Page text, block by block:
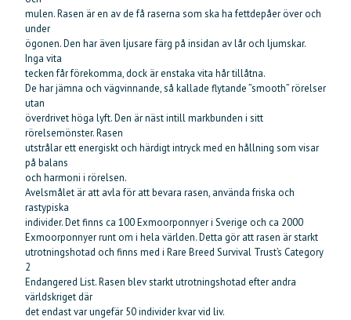
mulen. Rasen är en av de få raserna som ska ha fettdepåer över och
under
ögonen. Den har även ljusare färg på insidan av lår och ljumskar.
Inga vita
tecken får förekomma, dock är enstaka vita hår tillåtna.
De har jämna och vägvinnande, så kallade flytande ”smooth” rörelser
utan
överdrivet höga lyft. Den är näst intill markbunden i sitt
rörelsemönster. Rasen
utstrålar ett energiskt och härdigt intryck med en hållning som visar
på balans
och harmoni i rörelsen.
Avelsmålet är att avla för att bevara rasen, använda friska och
rastypiska
individer. Det finns ca 100 Exmoorponnyer i Sverige och ca 2000
Exmoorponnyer runt om i hela världen. Detta gör att rasen är starkt
utrotningshotad och finns med i Rare Breed Survival Trust’s Category
2
Endangered List. Rasen blev starkt utrotningshotad efter andra
världskriget där
det endast var ungefär 50 individer kvar vid liv.